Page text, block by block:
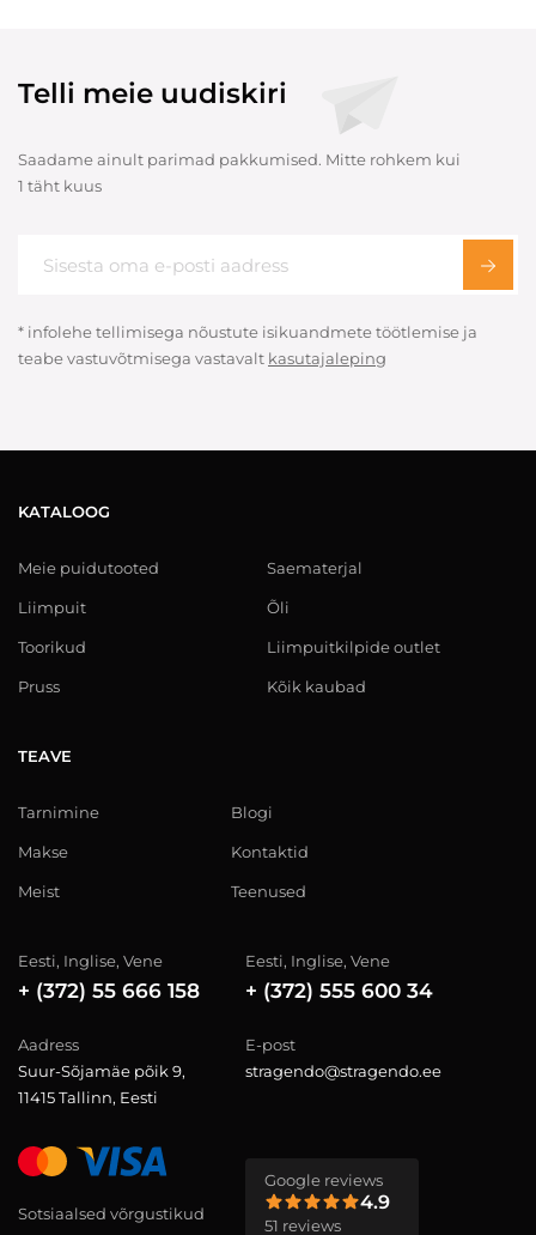
Telli meie uudiskiri
Saadame ainult parimad pakkumised. Mitte rohkem kui
1 täht kuus
* infolehe tellimisega nõustute isikuandmete töötlemise ja
teabe vastuvõtmisega vastavalt kasutajaleping
KATALOOG
Meie puidutooted
Liimpuit
Toorikud
Pruss
Saematerjal
Õli
Liimpuitkilpide outlet
Kõik kaubad
TEAVE
Tarnimine
Makse
Meist
Blogi
Kontaktid
Teenused
Eesti, Inglise, Vene
+ (372) 55 666 158
Eesti, Inglise, Vene
+ (372) 555 600 34
Aadress
Suur-Sõjamäe põik 9,
11415 Tallinn, Eesti
E-post
stragendo@stragendo.ee
Sotsiaalsed võrgustikud
Google reviews
4.9
51 reviews